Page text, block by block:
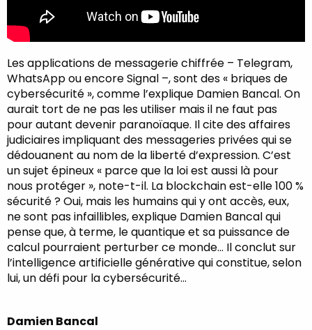
Les applications de messagerie chiffrée – Telegram,
WhatsApp ou encore Signal –, sont des « briques de
cybersécurité », comme l’explique Damien Bancal. On
aurait tort de ne pas les utiliser mais il ne faut pas
pour autant devenir paranoïaque. Il cite des affaires
judiciaires impliquant des messageries privées qui se
dédouanent au nom de la liberté d’expression. C’est
un sujet épineux « parce que la loi est aussi là pour
nous protéger », note-t-il. La blockchain est-elle 100 %
sécurité ? Oui, mais les humains qui y ont accès, eux,
ne sont pas infaillibles, explique Damien Bancal qui
pense que, à terme, le quantique et sa puissance de
calcul pourraient perturber ce monde… Il conclut sur
l’intelligence artificielle générative qui constitue, selon
lui, un défi pour la cybersécurité…
Damien Bancal